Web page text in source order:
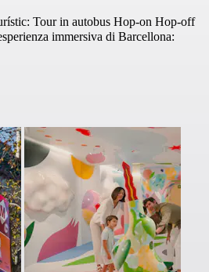
Tour in autobus Hop-on Hop-off
immersiva di Barcellona: